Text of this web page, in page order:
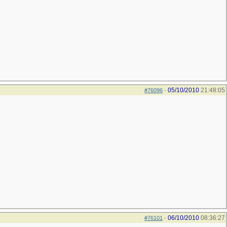
#76096 - 05/10/2010 21:48:05
#76101 - 06/10/2010 08:36:27